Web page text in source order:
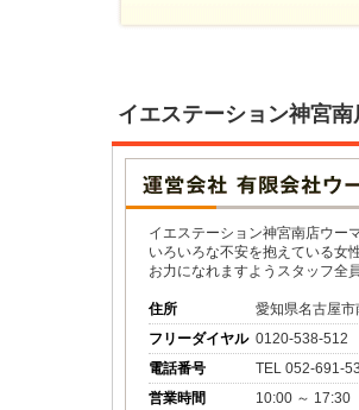
イエステーション神宮
イエステーション神宮南店ウー
いろいろな不安を抱えている女
お力になれますようスタッフ全
住所
愛知県名古屋
フリーダイヤル 0120-538-512
電話番号
TEL 052-691-
営業時間
10:00 ～ 17:30